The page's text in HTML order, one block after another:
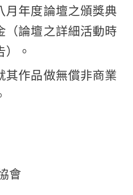
月年度論壇之頒獎典
（論壇之詳細活動時
。
其作品做無償非商業
會